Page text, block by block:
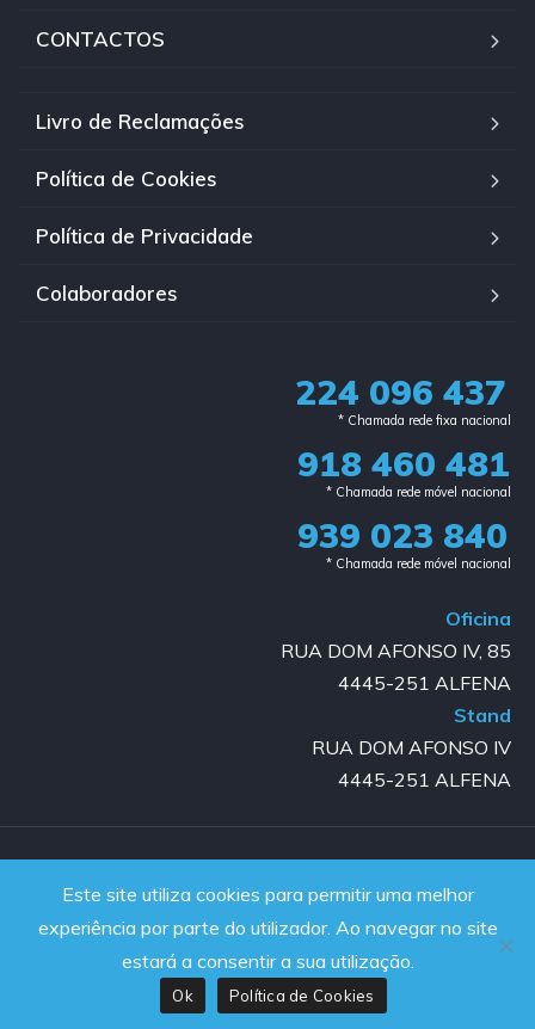
CONTACTOS
Livro de Reclamações
Política de Cookies
Política de Privacidade
Colaboradores
224 096 437
* Chamada rede fixa nacional​
918 460 481
* Chamada rede móvel nacional
939 023 840​
* Chamada rede móvel nacional
Oficina
RUA DOM AFONSO IV, 85
4445-251 ALFENA
Stand
RUA DOM AFONSO IV
4445-251 ALFENA
Powered by JanelaWeb
Este site utiliza cookies para permitir uma melhor
experiência por parte do utilizador. Ao navegar no site
estará a consentir a sua utilização.
Ok Política de Cookies